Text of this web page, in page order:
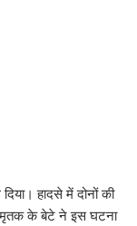
हादसे में दोनों की
मृतक के बेटे ने इस घटना